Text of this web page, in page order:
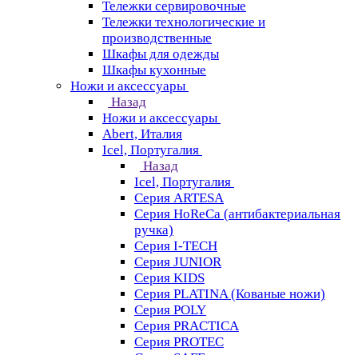
Тележки сервировочные
Тележки технологические и
производственные
Шкафы для одежды
Шкафы кухонные
Ножи и аксессуары
Назад
Ножи и аксессуары
Abert, Италия
Icel, Португалия
Назад
Icel, Португалия
Серия ARTESA
Серия HoReCa (антибактериальная
ручка)
Серия I-TECH
Серия JUNIOR
Серия KIDS
Серия PLATINA (Кованые ножи)
Серия POLY
Серия PRACTICA
Серия PROTEC